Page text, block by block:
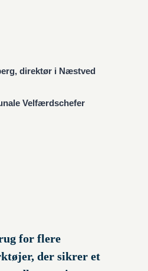
direktør i Næstved
Velfærdschefer
for flere
der sikrer et